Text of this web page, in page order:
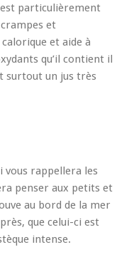
particulièrement
et
et aide à
qu’il contient il
surtout un jus très
vous rappellera les
penser aux petits et
au bord de la mer
que celui-ci est
intense.